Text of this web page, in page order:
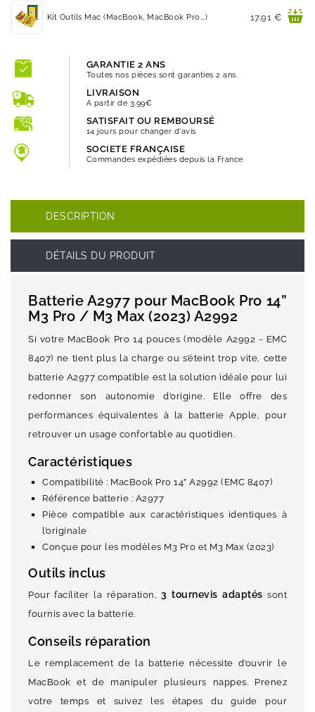
Kit Outils Mac (MacBook, MacBook Pro...) Prix
17.91 €
GARANTIE 2 ANS
Toutes nos pièces sont garanties 2 ans.
LIVRAISON
A partir de 3.99€
SATISFAIT OU REMBOURSÉ
14 jours pour changer d'avis
SOCIETE FRANÇAISE
Commandes expédiées depuis la France
DESCRIPTION
DÉTAILS DU PRODUIT
Batterie A2977 pour MacBook Pro 14”
M3 Pro / M3 Max (2023) A2992
Si votre MacBook Pro 14 pouces (modèle A2992 - EMC
8407) ne tient plus la charge ou s’éteint trop vite, cette
batterie A2977 compatible est la solution idéale pour lui
redonner son autonomie d’origine. Elle offre des
performances équivalentes à la batterie Apple, pour
retrouver un usage confortable au quotidien.
Caractéristiques
Compatibilité : MacBook Pro 14” A2992 (EMC 8407)
Référence batterie : A2977
Pièce compatible aux caractéristiques identiques à
l’originale
Conçue pour les modèles M3 Pro et M3 Max (2023)
Outils inclus
Pour faciliter la réparation,3 tournevis adaptés sont
fournis avec la batterie.
Conseils réparation
Le remplacement de la batterie nécessite d’ouvrir le
MacBook et de manipuler plusieurs nappes. Prenez
votre temps et suivez les étapes du guide pour